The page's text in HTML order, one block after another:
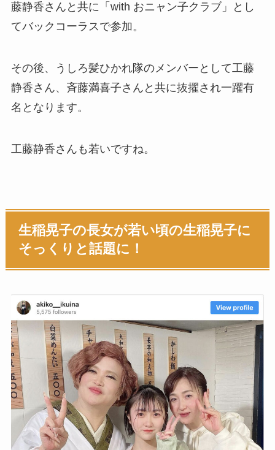
藤静香さんと共に「with おニャン子クラブ」とし
てバックコーラスで参加。
その後、うしろ髪ひかれ隊のメンバーとして工藤
静香さん、斉藤満喜子さんと共に抜擢され一躍有
名となります。
工藤静香さんも若いですね。
生稲晃子の長女が若い頃の生稲晃子に
そっくりと話題に！